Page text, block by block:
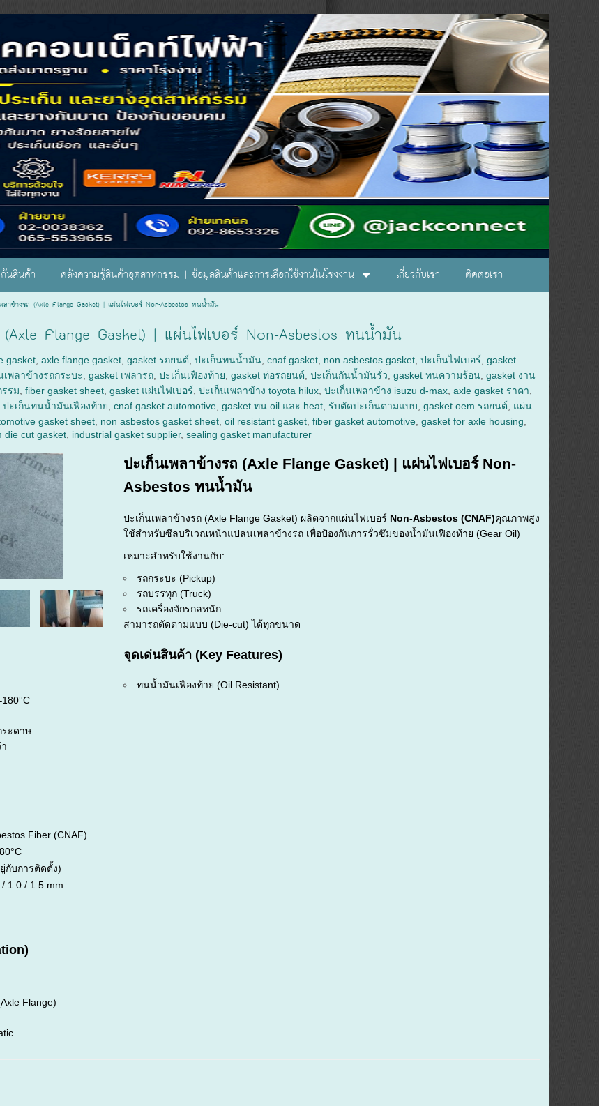
นสินค้า คลังความรู้สินค้าอุตสาหกรรม | ข้อมูลสินค้าและการเลือกใช้งานในโรงงาน เกี่ยวกับเรา ติดต่อเรา
ลาข้างรถ (Axle Flange Gasket) | แผ่นไฟเบอร์ Non-Asbestos ทนน้ำมัน
(Axle Flange Gasket) | แผ่นไฟเบอร์ Non-Asbestos ทนน้ำมัน
gasket ,axle flange gasket ,gasket รถยนต์ ,ปะเก็นทนน้ำมัน ,cnaf gasket non asbestos gasket ,ปะเก็นไฟเบอร์ ,gasket
เพลาข้างรถกระบะ ,gasket เพลารถ ,ปะเก็นเฟืองท้าย ,gasket ท่อรถยนต์ ,ปะเก็นกันน้ำมันรั่ว ,gasket ทนความร้อน ,gasket งาน
รม ,fiber gasket sheet ,gasket แผ่นไฟเบอร์ ,ปะเก็นเพลาข้าง toyota hilux ,ปะเก็นเพลาข้าง isuzu d-max ,axle gasket ราคา
,ปะเก็นทนน้ำมันเฟืองท้าย ,cnaf gasket automotive ,gasket ทน oil และ heat รับตัดปะเก็นตามแบบ ,gasket oem รถยนต์
แผ่น
gasket sheet non asbestos gasket sheet ,oil resistant gasket ,fiber gasket automotive ,gasket for axle housing
die cut gasket industrial gasket supplier,sealing gasket manufacturer
ปะเก็นเพลาข้างรถ (Axle FlangeGasket) | แผ่นไฟเบอร์ Non-
Asbestosทนน้ำมัน
ปะเก็นเพลาข้างรถ (Axle FlangeGasket) ผลิตจากแผ่นไฟเบอร์ Non-Asbestos (CNAF)คุณภาพสูง
ใช้สำหรับซีลบริเวณหน้าแปลนเพลาข้างรถ เพื่อป้องกันการรั่วซึมของน้ำมันเฟืองท้าย (GearOil)
เหมาะสำหรับใช้งานกับ:
รถกระบะ (Pickup)
รถบรรทุก (Truck)
รถเครื่องจักรกลหนัก
สามารถตัดตามแบบ (Die-cut)ได้ทุกขนาด
จุดเด่นสินค้า (Key Features)
ทนน้ำมันเฟืองท้าย (Oil Resistant)
180°C
ระดาษ
Fiber (CNAF)
กับการติดตั้ง)
1.0 / 1.5 mm
Axle Flange)